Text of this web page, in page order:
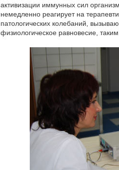
активизации иммунных сил
немедленно реагирует на
патологических колебаний,
физиологическое равновесие,